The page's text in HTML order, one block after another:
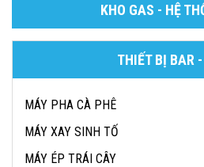
KHO GAS - HỆ
THIẾT BỊ BAR
MÁY PHA CÀ PHÊ
MÁY XAY SINH TỐ
MÁY ÉP TRÁI CÂY